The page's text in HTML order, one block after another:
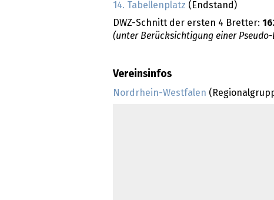
14. Tabellenplatz (Endstand)
DWZ-Schnitt der ersten 4 Bretter:
(unter Berücksichtigung einer Pseudo-
Vereinsinfos
Nordrhein-Westfalen